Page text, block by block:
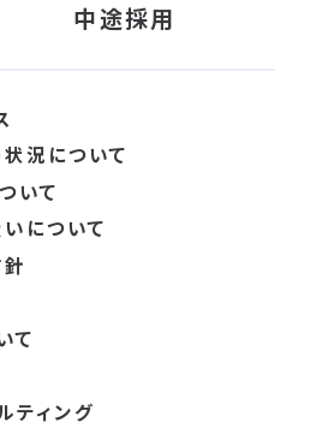
中途採用
況について
いて
について
て
ティング